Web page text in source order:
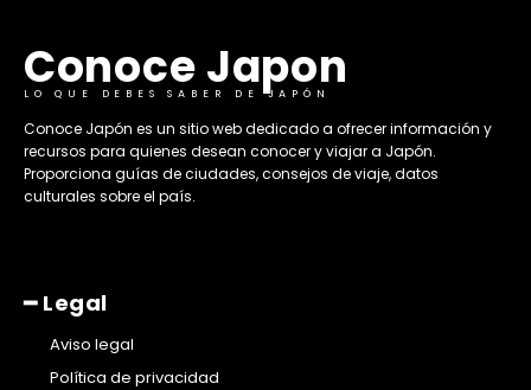
Conoce Japon
LO QUE DEBES SABER DE JAPÓN
​Conoce Japón es un sitio web dedicado a ofrecer información y
recursos para quienes desean conocer y viajar a Japón.
Proporciona guías de ciudades, consejos de viaje, datos
culturales sobre el país. ​
━ Legal
Aviso legal
Política de privacidad